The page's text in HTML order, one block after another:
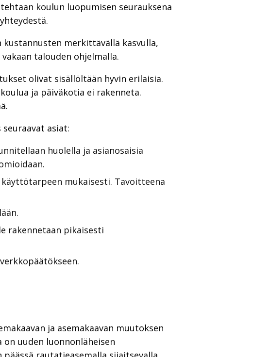
koulun luopumisen seurauksena
merkittävällä kasvulla,
talouden ohjelmalla.
olivat sisällöltään hyvin erilaisia.
ja päiväkotia ei rakenneta.
asiat:
huolella ja asianosaisia
mukaisesti. Tavoitteena
rakennetaan pikaisesti
ja asemakaavan muutoksen
uuden luonnonläheisen